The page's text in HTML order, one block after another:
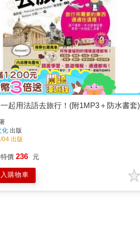
起用法語去旅行！(附1MP3＋防水書套)
化出版
04 出版
特價 236 元
購物車